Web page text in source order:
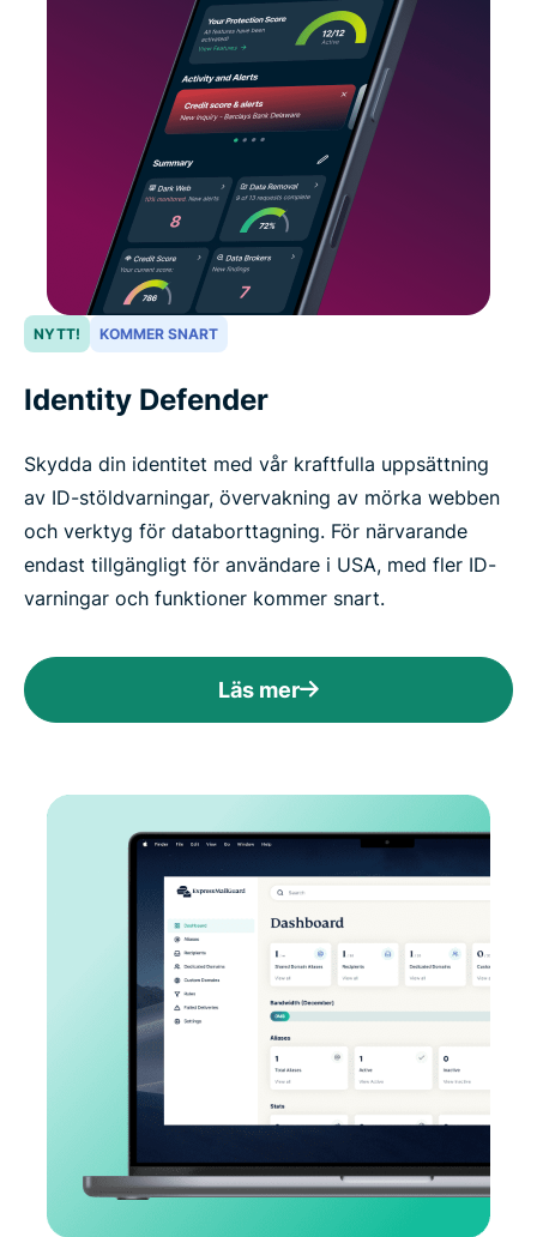
NYTT! KOMMER SNART
Identity Defender
Skydda din identitet med vår kraftfulla uppsättning
av ID-stöldvarningar, övervakning av mörka webben
och verktyg för databorttagning. För närvarande
endast tillgängligt för användare i USA, med fler ID-
varningar och funktioner kommer snart.
Läs mer